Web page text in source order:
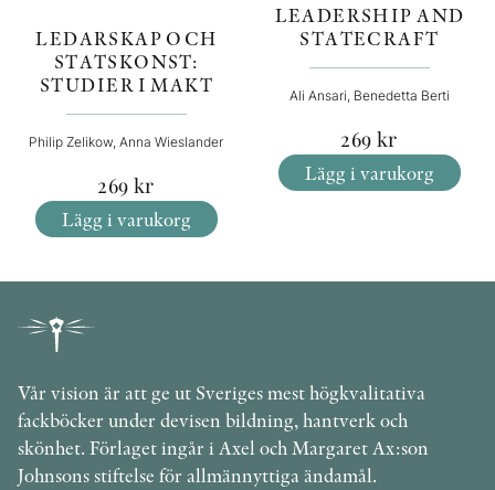
LEDARSKAP OCH
STATSKONST:
STUDIER I MAKT
Philip Zelikow, Anna Wieslander
269 kr
Lägg i varukorg
LEADERSHIP AND
STATECRAFT
Ali Ansari, Benedetta Berti
269 kr
Lägg i varukorg
Vår vision är att ge ut Sveriges mest högkvalitativa
fackböcker under devisen bildning, hantverk och
skönhet. Förlaget ingår i Axel och Margaret Ax:son
Johnsons stiftelse för allmännyttiga ändamål.